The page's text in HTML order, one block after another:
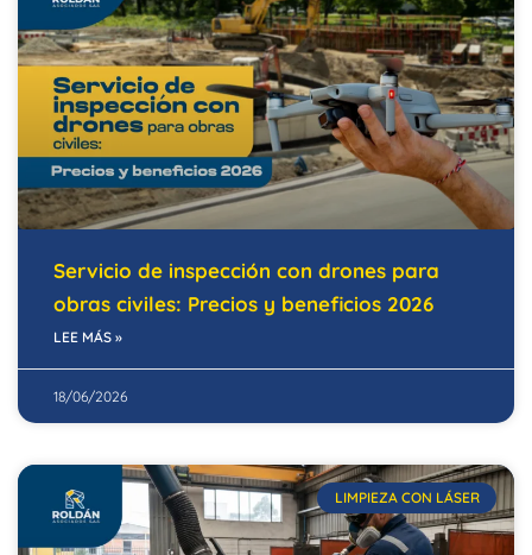
Servicio de inspección con drones para
obras civiles: Precios y beneficios 2026
LEE MÁS »
18/06/2026
LIMPIEZA CON LÁSER